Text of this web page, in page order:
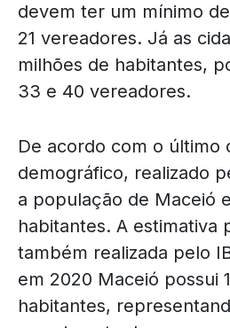
devem ter um mínimo
21 vereadores. Já as
milhões de habitantes,
33 e 40 vereadores.
De acordo com o último
demográfico, realizado
a população de Maceió
habitantes. A estimativa
também realizada pelo
em 2020 Maceió possui
habitantes,